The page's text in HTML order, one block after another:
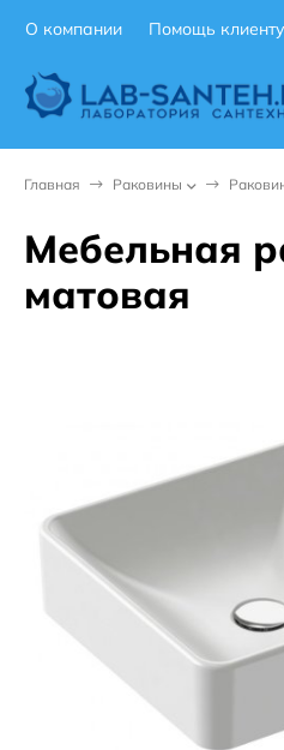
О компании Помощь клиенту
Главная Раковины
Мебельная
матовая